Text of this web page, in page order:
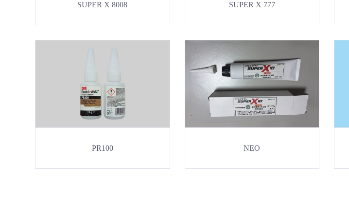
SUPER X 8008 SUPER X 777
PR100 NEO